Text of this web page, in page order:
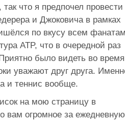
что я предпочел провести
и Джоковича в рамках
по вкусу всем
ATP, что в очередной раз
было видеть во время
уважают друг друга.
и теннис вообще.
на мою страницу в
вам огромное за ежедневную